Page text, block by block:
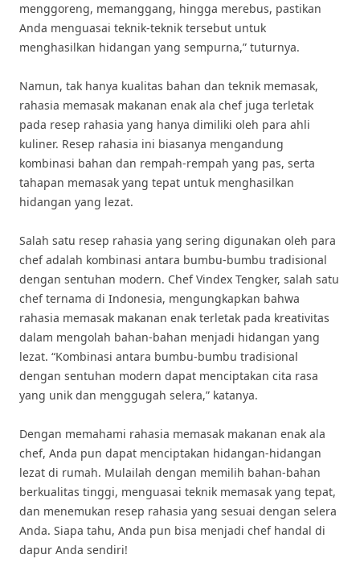
menggoreng, memanggang, hingga merebus, pastikan
Anda menguasai teknik-teknik tersebut untuk
menghasilkan hidangan yang sempurna,” tuturnya.
Namun, tak hanya kualitas bahan dan teknik memasak,
rahasia memasak makanan enak ala chef juga terletak
pada resep rahasia yang hanya dimiliki oleh para ahli
kuliner. Resep rahasia ini biasanya mengandung
kombinasi bahan dan rempah-rempah yang pas, serta
tahapan memasak yang tepat untuk menghasilkan
hidangan yang lezat.
Salah satu resep rahasia yang sering digunakan oleh para
chef adalah kombinasi antara bumbu-bumbu tradisional
dengan sentuhan modern. Chef Vindex Tengker, salah satu
chef ternama di Indonesia, mengungkapkan bahwa
rahasia memasak makanan enak terletak pada kreativitas
dalam mengolah bahan-bahan menjadi hidangan yang
lezat. “Kombinasi antara bumbu-bumbu tradisional
dengan sentuhan modern dapat menciptakan cita rasa
yang unik dan menggugah selera,” katanya.
Dengan memahami rahasia memasak makanan enak ala
chef, Anda pun dapat menciptakan hidangan-hidangan
lezat di rumah. Mulailah dengan memilih bahan-bahan
berkualitas tinggi, menguasai teknik memasak yang tepat,
dan menemukan resep rahasia yang sesuai dengan selera
Anda. Siapa tahu, Anda pun bisa menjadi chef handal di
dapur Anda sendiri!